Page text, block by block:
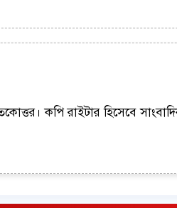
কপি রাইটার হিসেবে